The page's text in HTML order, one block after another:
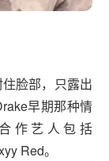
脸部，只露出
早期那种情
作艺人包括
Red。